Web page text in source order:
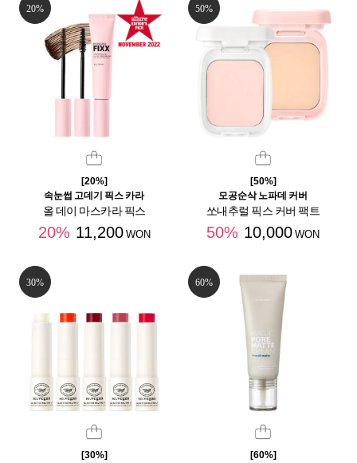
20%
[20%]
속눈썹 고데기 픽스 카라
올 데이 마스카라 픽스
20% 11,200 WON
50%
[50%]
모공순삭 노파데 커버
쏘내추럴 픽스 커버 팩트
50% 10,000 WON
30%
[30%]
60%
[60%]